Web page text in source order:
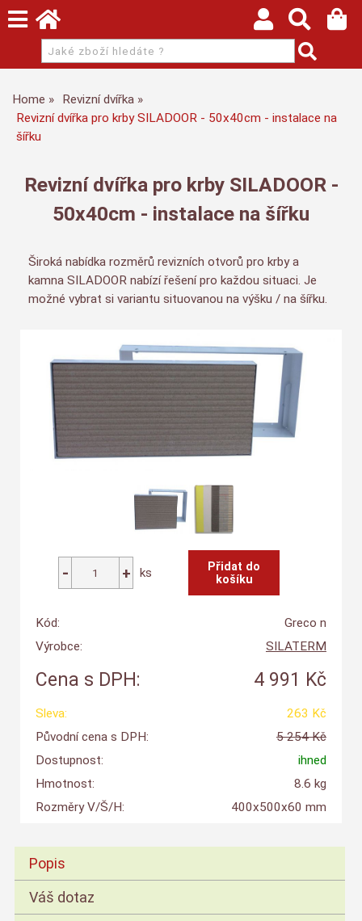
Home
Revizní dvířka
Revizní dvířka pro krby SILADOOR - 50x40cm - instalace na
šířku
Revizní dvířka pro krby SILADOOR -
50x40cm - instalace na šířku
Široká nabídka rozměrů revizních otvorů pro krby a
kamna SILADOOR nabízí řešení pro každou situaci. Je
možné vybrat si variantu situovanou na výšku / na šířku.
ks
Kód:
Greco n
Výrobce:
SILATERM
Cena s DPH: 4 991 Kč
Sleva:
263 Kč
Původní cena s DPH:
5 254 Kč
Dostupnost:
ihned
Hmotnost:
8.6 kg
Rozměry V/Š/H:
400x500x60 mm
Popis
Váš dotaz